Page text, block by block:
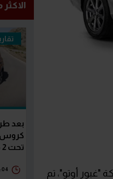
"غبور أوتو"، تم
تحت 2 مليون جنيه
1:04